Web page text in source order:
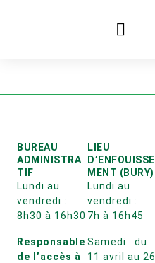
BUREAU
ADMINISTRA
TIF
Lundi au
vendredi :
8h30 à 16h30
Responsable
de l’accès à
LIEU
D’ENFOUISSE
MENT (BURY)
Lundi au
vendredi :
7h à 16h45
Samedi : du
11 avril au 26